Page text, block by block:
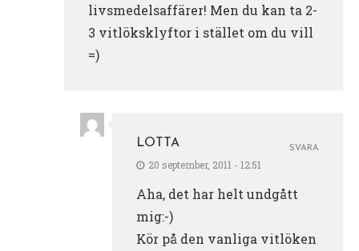
livsmedelsaffärer! Men du kan ta 2-
3 vitlöksklyftor i stället om du vill
=)
LOTTA
20 september, 2011 - 12:51
Aha, det har helt undgått
mig:-)
Kör på den vanliga vitlöken
SVARA